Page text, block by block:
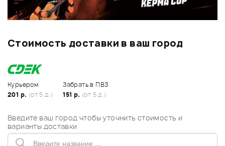
Стоимость доставки в ваш город
Курьером
201 р. (от 5 д.)
Забрать в ПВЗ
151 р. (от 5 д.)
Введите ваш город чтобы уточнить стоимость и
варианты доставки